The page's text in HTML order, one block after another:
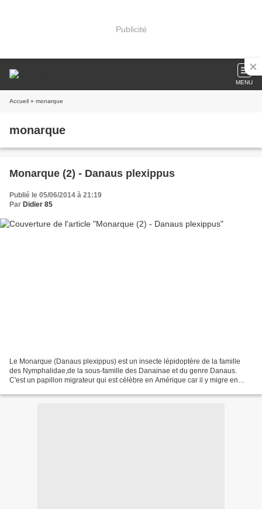
Publicité
MENU
Accueil » monarque
monarque
Monarque (2) - Danaus plexippus
Publié le 05/06/2014 à 21:19
Par Didier 85
Le Monarque (Danaus plexippus) est un insecte lépidoptère de la famille
des Nymphalidae,de la sous-famille des Danainae et du genre Danaus.
C'est un papillon migrateur qui est célèbre en Amérique car il y migre en